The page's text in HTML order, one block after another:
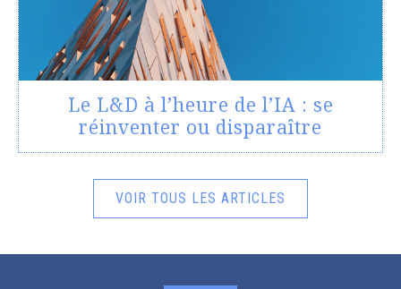
Le L&D à l’heure de l’IA : se
réinventer ou disparaître
VOIR TOUS LES ARTICLES